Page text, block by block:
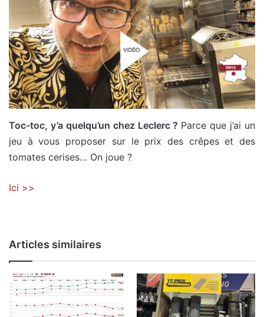
Toc-toc, y’a quelqu’un chez Leclerc ? Parce que j’ai un
jeu à vous proposer sur le prix des crêpes et des
tomates cerises… On joue ?
Ici >>
Articles similaires